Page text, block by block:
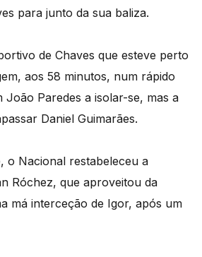
para junto da sua baliza.
de Chaves que esteve perto
aos 58 minutos, num rápido
Paredes a isolar-se, mas a
Daniel Guimarães.
o Nacional restabeleceu a
Róchez, que aproveitou da
má interceção de Igor, após um